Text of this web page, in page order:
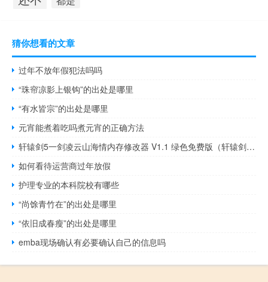
猜你想看的文章
过年不放年假犯法吗吗
“珠帘凉影上银钩”的出处是哪里
“有水皆宗”的出处是哪里
元宵能煮着吃吗煮元宵的正确方法
轩辕剑5一剑凌云山海情内存修改器 V1.1 绿色免费版（轩辕剑5一剑凌云山海情内存修改器 V1.1 绿色免费版功能简介）
如何看待运营商过年放假
护理专业的本科院校有哪些
“尚馀青竹在”的出处是哪里
“依旧成春瘦”的出处是哪里
emba现场确认有必要确认自己的信息吗